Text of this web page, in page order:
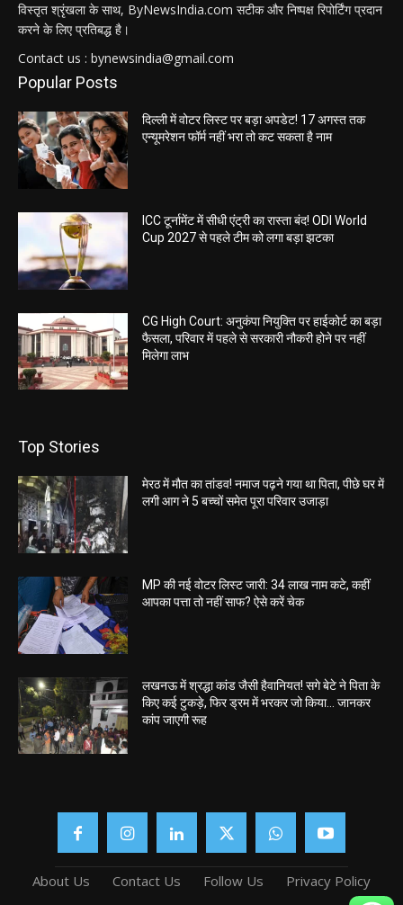
विस्तृत श्रृंखला के साथ, ByNewsIndia.com सटीक और निष्पक्ष रिपोर्टिंग प्रदान
करने के लिए प्रतिबद्ध है।
Contact us : bynewsindia@gmail.com
Popular Posts
दिल्ली में वोटर लिस्ट पर बड़ा अपडेट! 17 अगस्त तक
एन्यूमरेशन फॉर्म नहीं भरा तो कट सकता है नाम
ICC टूर्नामेंट में सीधी एंट्री का रास्ता बंद! ODI World
Cup 2027 से पहले टीम को लगा बड़ा झटका
CG High Court: अनुकंपा नियुक्ति पर हाईकोर्ट का बड़ा
फैसला, परिवार में पहले से सरकारी नौकरी होने पर नहीं
मिलेगा लाभ
Top Stories
मेरठ में मौत का तांडव! नमाज पढ़ने गया था पिता, पीछे घर में
लगी आग ने 5 बच्चों समेत पूरा परिवार उजाड़ा
MP की नई वोटर लिस्ट जारी: 34 लाख नाम कटे, कहीं
आपका पत्ता तो नहीं साफ? ऐसे करें चेक
लखनऊ में श्रद्धा कांड जैसी हैवानियत! सगे बेटे ने पिता के
किए कई टुकड़े, फिर ड्रम में भरकर जो किया… जानकर
कांप जाएगी रूह
About Us Contact Us Follow Us Privacy Policy